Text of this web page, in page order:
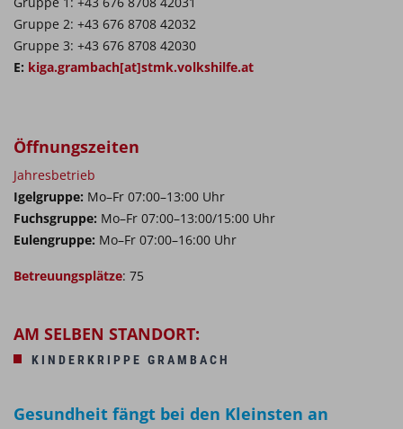
Gruppe 2: +43 676 8708 42032
Gruppe 3: +43 676 8708 42030
E: kiga.grambach[at]stmk.volkshilfe.at
Öffnungszeiten
Jahresbetrieb
Igelgruppe: Mo–Fr 07:00–13:00 Uhr
Fuchsgruppe: Mo–Fr 07:00–13:00/15:00 Uhr
Eulengruppe: Mo–Fr 07:00–16:00 Uhr
Betreuungsplätze: 75
AM SELBEN STANDORT:
KINDERKRIPPE GRAMBACH
Gesundheit fängt bei den Kleinsten an